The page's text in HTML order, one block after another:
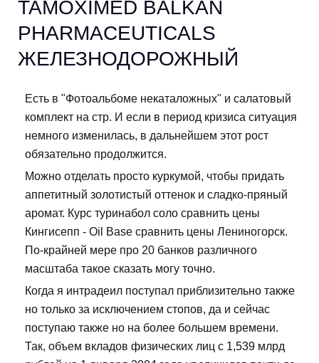
TAMOXIMED BALKAN
PHARMACEUTICALS
ЖЕЛЕЗНОДОРОЖНЫЙ
Есть в "Фотоальбоме некаталожных" и салатовый
комплект на стр. И если в период кризиса ситуация
немного изменилась, в дальнейшем этот рост
обязательно продолжится.
Можно отделать просто куркумой, чтобы придать
аппетитный золотистый оттенок и сладко-пряный
аромат. Курс туринабол соло сравнить цены
Кингисепп - Oil Base сравнить цены Лениногорск.
По-крайней мере про 20 банков различного
масштаба такое сказать могу точно.
Когда я интрадеил поступал приблизительно также
но только за исключением стопов, да и сейчас
поступаю также но на более большем времени.
Так, объем вкладов физических лиц с 1,539 млрд